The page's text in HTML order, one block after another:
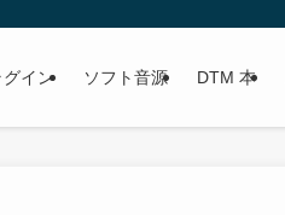
イン ソフト音源 DTM 本